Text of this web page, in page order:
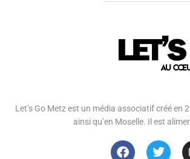
Let’s Go Metz est un média associatif créé
ainsi qu’en Moselle. Il est